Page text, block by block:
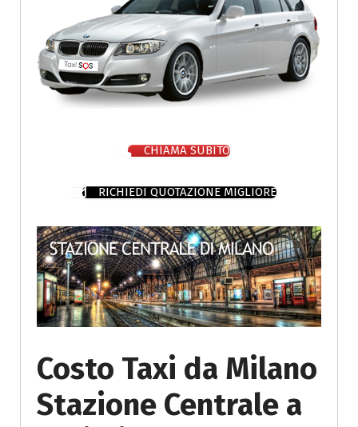
CHIAMA SUBITO
RICHIEDI QUOTAZIONE MIGLIORE
Costo Taxi da Milano
Stazione Centrale a